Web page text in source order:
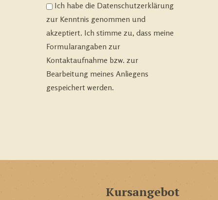
Ich habe die Datenschutzerklärung
zur Kenntnis genommen und
akzeptiert. Ich stimme zu, dass meine
Formularangaben zur
Kontaktaufnahme bzw. zur
Bearbeitung meines Anliegens
gespeichert werden.
Kursangebot